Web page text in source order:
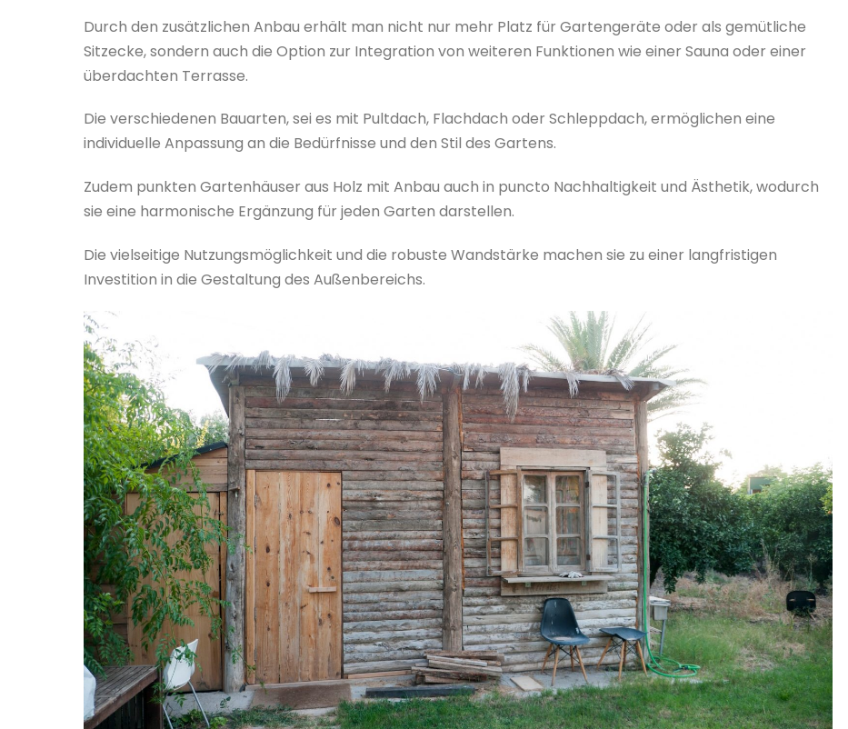
Durch den zusätzlichen Anbau erhält man nicht nur mehr Platz für Gartengeräte oder als gemütliche
Sitzecke, sondern auch die Option zur Integration von weiteren Funktionen wie einer Sauna oder einer
überdachten Terrasse.
Die verschiedenen Bauarten, sei es mit Pultdach, Flachdach oder Schleppdach, ermöglichen eine
individuelle Anpassung an die Bedürfnisse und den Stil des Gartens.
Zudem punkten Gartenhäuser aus Holz mit Anbau auch in puncto Nachhaltigkeit und Ästhetik, wodurch
sie eine harmonische Ergänzung für jeden Garten darstellen.
Die vielseitige Nutzungsmöglichkeit und die robuste Wandstärke machen sie zu einer langfristigen
Investition in die Gestaltung des Außenbereichs.